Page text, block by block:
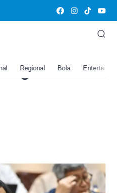
Regional Bola
Aturan
5 Tunjangan
Agustus